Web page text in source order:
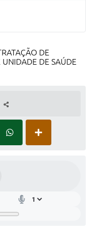
DE
UNIDADE DE SAÚDE